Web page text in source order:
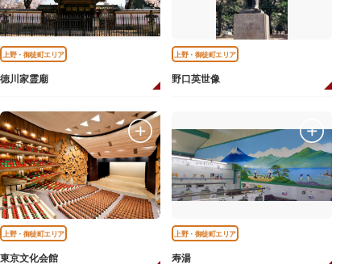
上野・御徒町エリア
徳川家霊廟
上野・御徒町エリア
野口英世像
上野・御徒町エリア
東京文化会館
上野・御徒町エリア
寿湯